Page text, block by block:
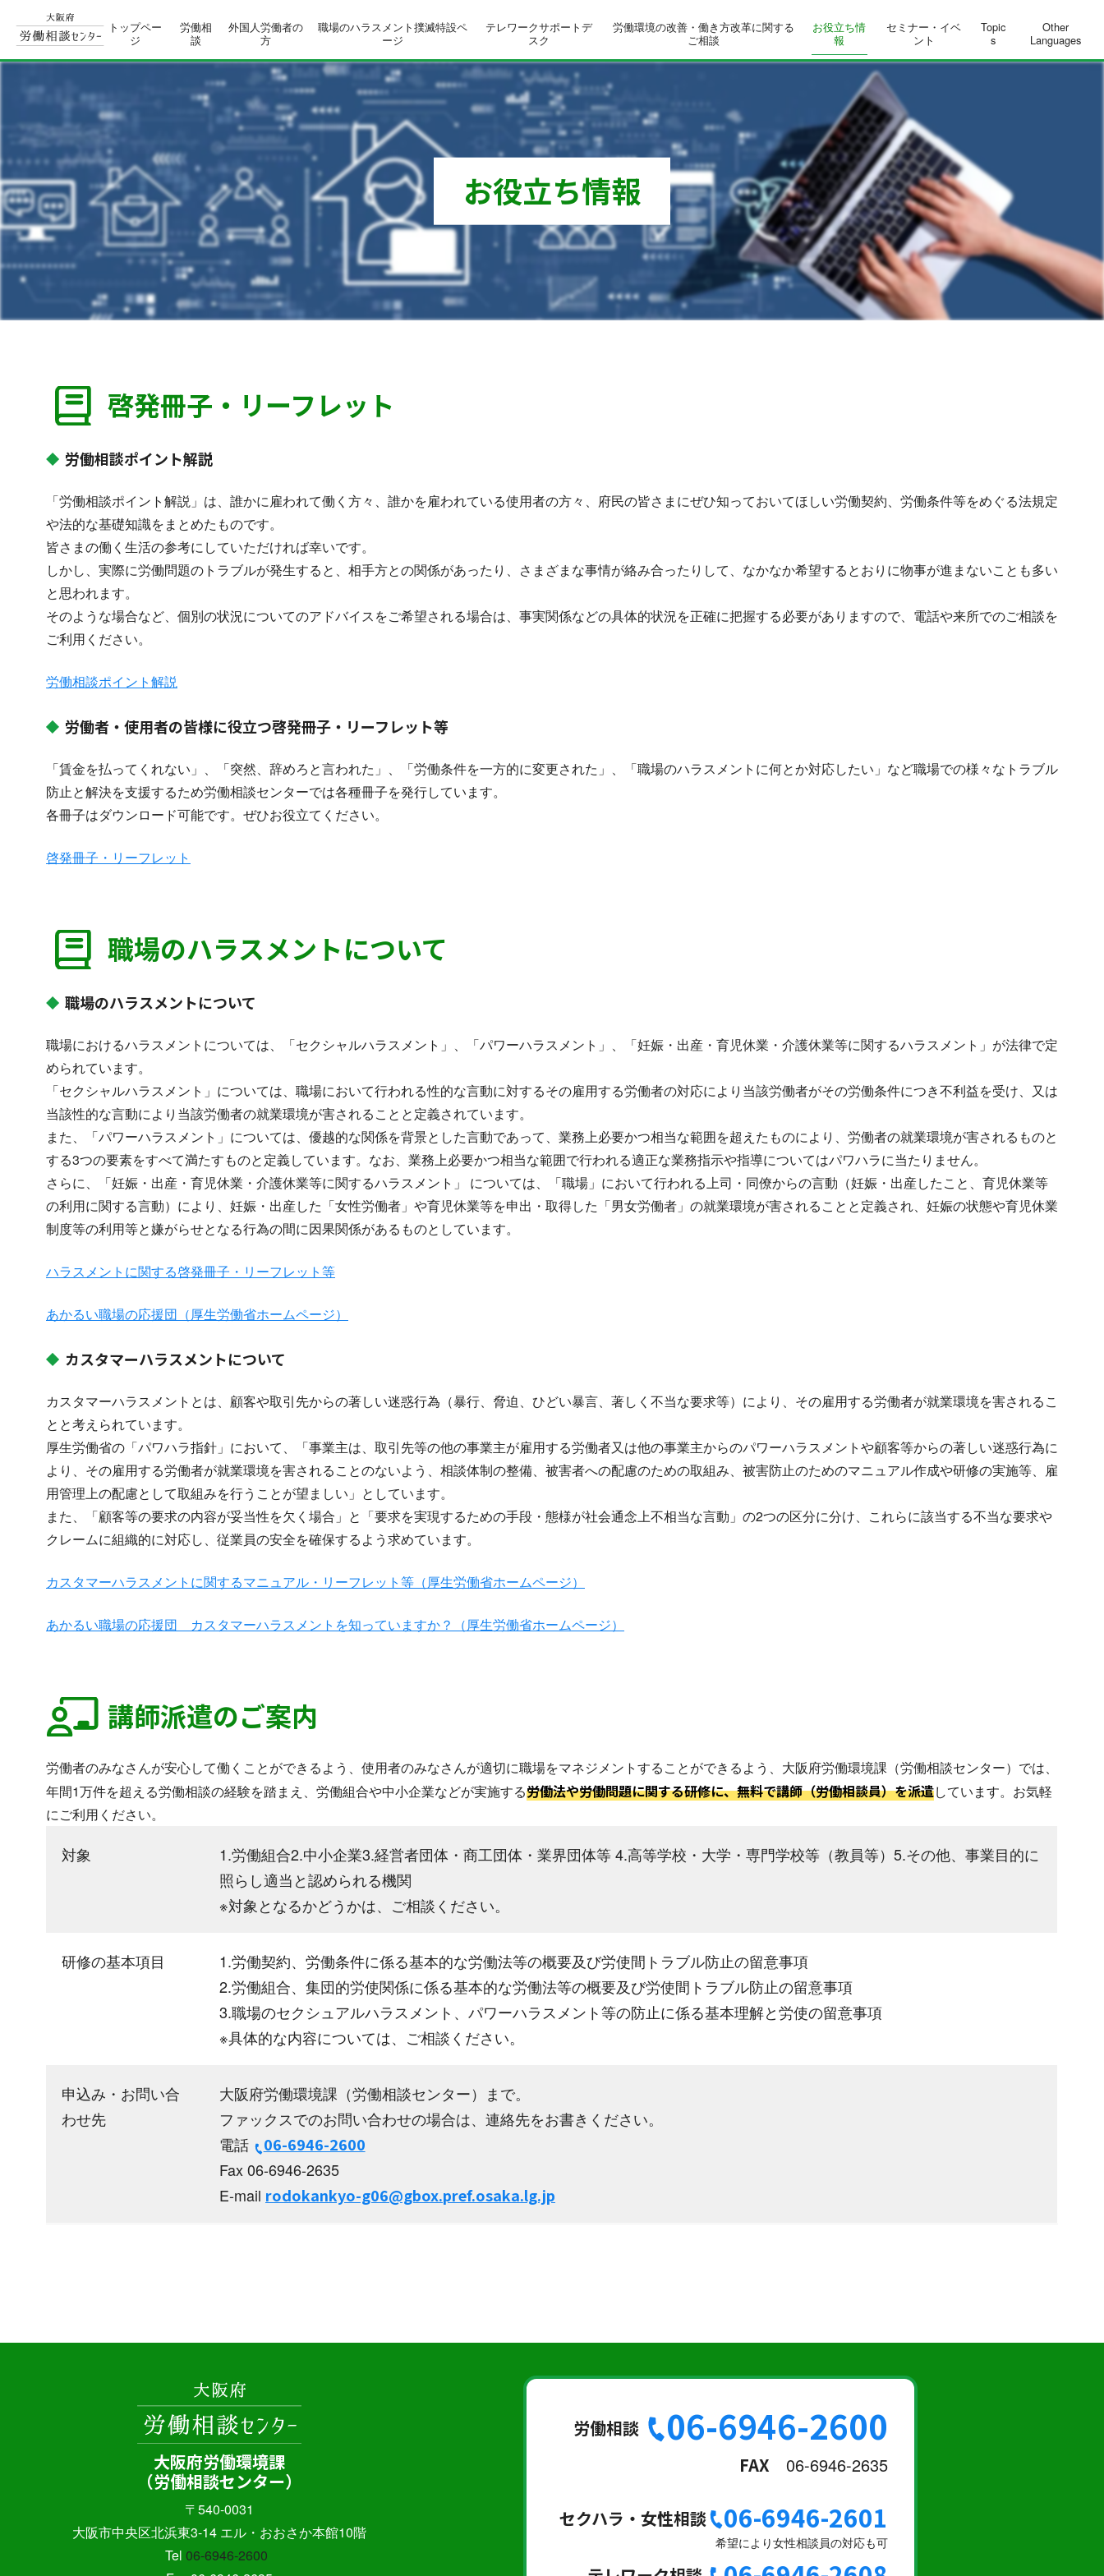
ツ
へ
移
動
トップペー
ジ
労働相
談
外国人労働者の
方
職場のハラスメント撲滅特設ペ
ージ
テレワークサポートデ
スク
労働環境の改善・働き方改革に関する
ご相談
お役立ち情
報
セミナー・イベ
ント
Topic
s
Other
Languages
お役立ち情報
啓発冊子・リーフレット
労働相談ポイント解説
「労働相談ポイント解説」は、誰かに雇われて働く方々、誰かを雇われている使用者の方々、府民の皆さまにぜひ知っておいてほしい労働契約、労働条件等をめぐる法規定
や法的な基礎知識をまとめたものです。
皆さまの働く生活の参考にしていただければ幸いです。
しかし、実際に労働問題のトラブルが発生すると、相手方との関係があったり、さまざまな事情が絡み合ったりして、なかなか希望するとおりに物事が進まないことも多い
と思われます。
そのような場合など、個別の状況についてのアドバイスをご希望される場合は、事実関係などの具体的状況を正確に把握する必要がありますので、電話や来所でのご相談を
ご利用ください。
労働相談ポイント解説
労働者・使用者の皆様に役立つ啓発冊子・リーフレット等
「賃金を払ってくれない」、「突然、辞めろと言われた」、「労働条件を一方的に変更された」、「職場のハラスメントに何とか対応したい」など職場での様々なトラブル
防止と解決を支援するため労働相談センターでは各種冊子を発行しています。
各冊子はダウンロード可能です。ぜひお役立てください。
啓発冊子・リーフレット
職場のハラスメントについて
職場のハラスメントについて
職場におけるハラスメントについては、「セクシャルハラスメント」、「パワーハラスメント」、「妊娠・出産・育児休業・介護休業等に関するハラスメント」が法律で定
められています。
「セクシャルハラスメント」については、職場において行われる性的な言動に対するその雇用する労働者の対応により当該労働者がその労働条件につき不利益を受け、又は
当該性的な言動により当該労働者の就業環境が害されることと定義されています。
また、「パワーハラスメント」については、優越的な関係を背景とした言動であって、業務上必要かつ相当な範囲を超えたものにより、労働者の就業環境が害されるものと
する3つの要素をすべて満たすものと定義しています。なお、業務上必要かつ相当な範囲で行われる適正な業務指示や指導についてはパワハラに当たりません。
さらに、「妊娠・出産・育児休業・介護休業等に関するハラスメント」 については、「職場」において行われる上司・同僚からの言動（妊娠・出産したこと、育児休業等
の利用に関する言動）により、妊娠・出産した「女性労働者」や育児休業等を申出・取得した「男女労働者」の就業環境が害されることと定義され、妊娠の状態や育児休業
制度等の利用等と嫌がらせとなる行為の間に因果関係があるものとしています。
ハラスメントに関する啓発冊子・リーフレット等
あかるい職場の応援団（厚生労働省ホームページ）
カスタマーハラスメントについて
カスタマーハラスメントとは、顧客や取引先からの著しい迷惑行為（暴行、脅迫、ひどい暴言、著しく不当な要求等）により、その雇用する労働者が就業環境を害されるこ
とと考えられています。
厚生労働省の「パワハラ指針」において、「事業主は、取引先等の他の事業主が雇用する労働者又は他の事業主からのパワーハラスメントや顧客等からの著しい迷惑行為に
より、その雇用する労働者が就業環境を害されることのないよう、相談体制の整備、被害者への配慮のための取組み、被害防止のためのマニュアル作成や研修の実施等、雇
用管理上の配慮として取組みを行うことが望ましい」としています。
また、「顧客等の要求の内容が妥当性を欠く場合」と「要求を実現するための手段・態様が社会通念上不相当な言動」の2つの区分に分け、これらに該当する不当な要求や
クレームに組織的に対応し、従業員の安全を確保するよう求めています。
カスタマーハラスメントに関するマニュアル・リーフレット等（厚生労働省ホームページ）
あかるい職場の応援団 カスタマーハラスメントを知っていますか？（厚生労働省ホームページ）
講師派遣のご案内
労働者のみなさんが安心して働くことができるよう、使用者のみなさんが適切に職場をマネジメントすることができるよう、大阪府労働環境課（労働相談センター）では、
年間1万件を超える労働相談の経験を踏まえ、労働組合や中小企業などが実施する労働法や労働問題に関する研修に、無料で講師（労働相談員）を派遣しています。お気軽
にご利用ください。
対象
1.労働組合2.中小企業3.経営者団体・商工団体・業界団体等 4.高等学校・大学・専門学校等（教員等）5.その他、事業目的に
照らし適当と認められる機関
※対象となるかどうかは、ご相談ください。
研修の基本項目
1.労働契約、労働条件に係る基本的な労働法等の概要及び労使間トラブル防止の留意事項
2.労働組合、集団的労使関係に係る基本的な労働法等の概要及び労使間トラブル防止の留意事項
3.職場のセクシュアルハラスメント、パワーハラスメント等の防止に係る基本理解と労使の留意事項
※具体的な内容については、ご相談ください。
申込み・お問い合
わせ先
大阪府労働環境課（労働相談センター）まで。
ファックスでのお問い合わせの場合は、連絡先をお書きください。
電話
06-6946-2600
Fax 06-6946-2635
E-mail rodokankyo-g06@gbox.pref.osaka.lg.jp
大阪府労働環境課
（労働相談センター）
〒540-0031
大阪市中央区北浜東3-14 エル・おおさか本館10階
Tel 06-6946-2600
労働相談 06-6946-2600
FAX 06-6946-2635
セクハラ・女性相談 06-6946-2601
希望により女性相談員の対応も可